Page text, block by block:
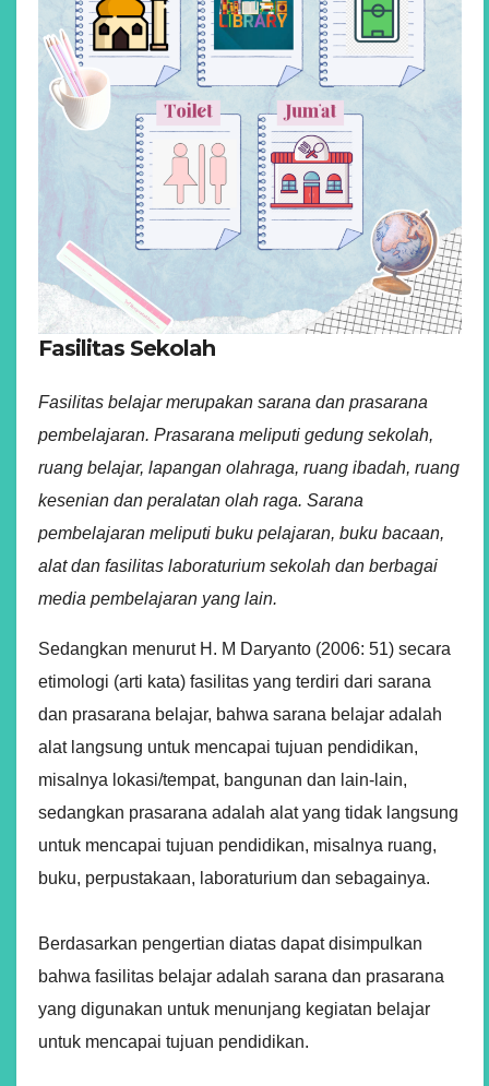
Fasilitas Sekolah
Fasilitas belajar merupakan sarana dan prasarana
pembelajaran. Prasarana meliputi gedung sekolah,
ruang belajar, lapangan olahraga, ruang ibadah, ruang
kesenian dan peralatan olah raga. Sarana
pembelajaran meliputi buku pelajaran, buku bacaan,
alat dan fasilitas laboraturium sekolah dan berbagai
media pembelajaran yang lain.
Sedangkan menurut H. M Daryanto (2006: 51) secara
etimologi (arti kata) fasilitas yang terdiri dari sarana
dan prasarana belajar, bahwa sarana belajar adalah
alat langsung untuk mencapai tujuan pendidikan,
misalnya lokasi/tempat, bangunan dan lain-lain,
sedangkan prasarana adalah alat yang tidak langsung
untuk mencapai tujuan pendidikan, misalnya ruang,
buku, perpustakaan, laboraturium dan sebagainya.
Berdasarkan pengertian diatas dapat disimpulkan
bahwa fasilitas belajar adalah sarana dan prasarana
yang digunakan untuk menunjang kegiatan belajar
untuk mencapai tujuan pendidikan.